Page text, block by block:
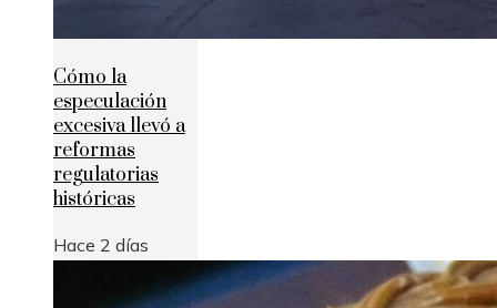
Cómo la
especulación
excesiva llevó a
reformas
regulatorias
históricas
Hace 2 días